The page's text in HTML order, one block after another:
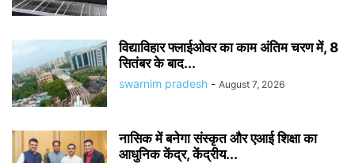
विद्याविहार फ्लाईओवर का काम अंतिम चरण में, 8
सितंबर के बाद...
swarnim pradesh - August 7, 2026
नासिक में बनेगा संस्कृत और एआई शिक्षा का
आधुनिक केंद्र, केंद्रीय...